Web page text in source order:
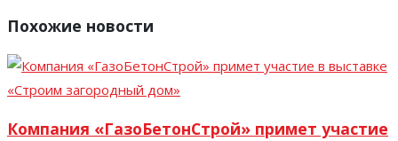
Похожие новости
Компания «ГазоБетонСтрой» примет участие